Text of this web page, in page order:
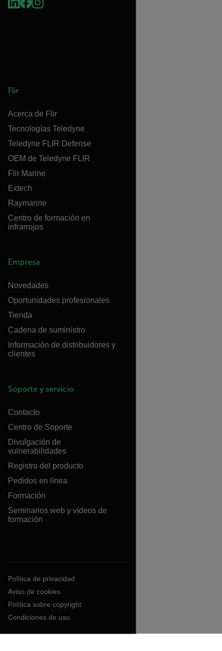
Flir
Acerca de Flir
Tecnologías Teledyne
Teledyne FLIR Defense
OEM de Teledyne FLIR
Flir Marine
Extech
Raymarine
Centro de formación en
infrarrojos
Empresa
Novedades
Oportunidades profesionales
Tienda
Cadena de suministro
Información de distribuidores y
clientes
Soporte y servicio
Contacto
Centro de Soporte
Divulgación de
vulnerabilidades
Registro del producto
Pedidos en línea
Formación
Seminarios web y vídeos de
formación
Política de privacidad
Aviso de cookies
Política sobre copyright
Condiciones de uso